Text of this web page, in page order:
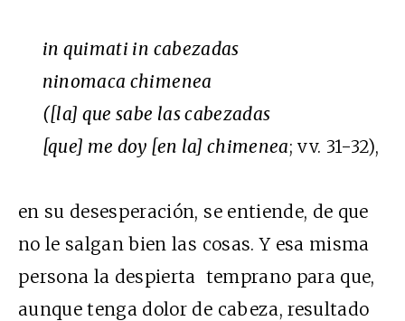
in quimati in cabezadas
ninomaca chimenea
([la] que sabe las cabezadas
[que] me doy [en la] chimenea; vv. 31-32),
en su desesperación, se entiende, de que
no le salgan bien las cosas. Y esa misma
persona la despierta temprano para que,
aunque tenga dolor de cabeza, resultado